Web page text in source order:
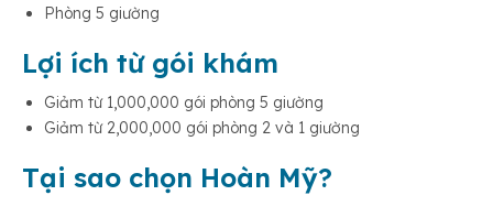
Phòng 5 giường
Lợi ích từ gói khám
Giảm từ 1,000,000 gói phòng 5 giường
Giảm từ 2,000,000 gói phòng 2 và 1 giường
Tại sao chọn Hoàn Mỹ?